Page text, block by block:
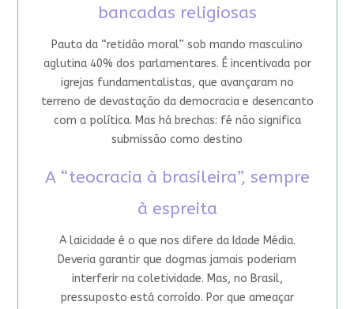
bancadas religiosas
Pauta da “retidão moral” sob mando masculino
aglutina 40% dos parlamentares. É incentivada por
igrejas fundamentalistas, que avançaram no
terreno de devastação da democracia e desencanto
com a política. Mas há brechas: fé não significa
submissão como destino
A “teocracia à brasileira”, sempre
à espreita
A laicidade é o que nos difere da Idade Média.
Deveria garantir que dogmas jamais poderiam
interferir na coletividade. Mas, no Brasil,
pressuposto está corroído. Por que ameaçar